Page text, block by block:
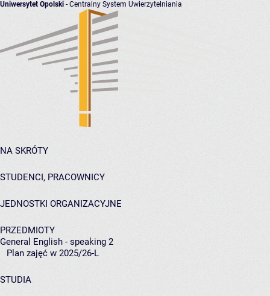
Uniwersytet Opolski - Centralny System Uwierzytelniania
NA SKRÓTY
STUDENCI, PRACOWNICY
JEDNOSTKI ORGANIZACYJNE
PRZEDMIOTY
General English - speaking 2
Plan zajęć w 2025/26-L
STUDIA